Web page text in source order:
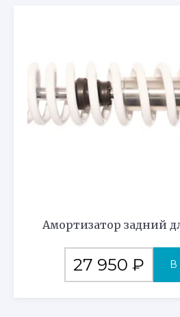
Амортизатор задний
27 950 ₽ В